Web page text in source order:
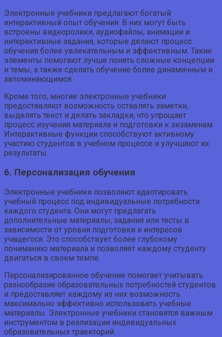
Электронные учебники предлагают богатый
интерактивный опыт обучения. В них могут быть
встроены видеоролики, аудиофайлы, анимации и
интерактивные задания, которые делают процесс
обучения более увлекательным и эффективным. Такие
элементы помогают лучше понять сложные концепции
и темы, а также сделать обучение более динамичным и
запоминающимся.
Кроме того, многие электронные учебники
предоставляют возможность оставлять заметки,
выделять текст и делать закладки, что упрощает
процесс изучения материала и подготовки к экзаменам.
Интерактивные функции способствуют активному
участию студентов в учебном процессе и улучшают их
результаты.
6. Персонализация обучения
Электронные учебники позволяют адаптировать
учебный процесс под индивидуальные потребности
каждого студента. Они могут предлагать
дополнительные материалы, задания или тесты в
зависимости от уровня подготовки и интересов
учащегося. Это способствует более глубокому
пониманию материала и позволяет каждому студенту
двигаться в своем темпе.
Персонализированное обучение помогает учитывать
разнообразие образовательных потребностей студентов
и предоставляет каждому из них возможность
максимально эффективно использовать учебные
материалы. Электронные учебники становятся важным
инструментом в реализации индивидуальных
образовательных траекторий.